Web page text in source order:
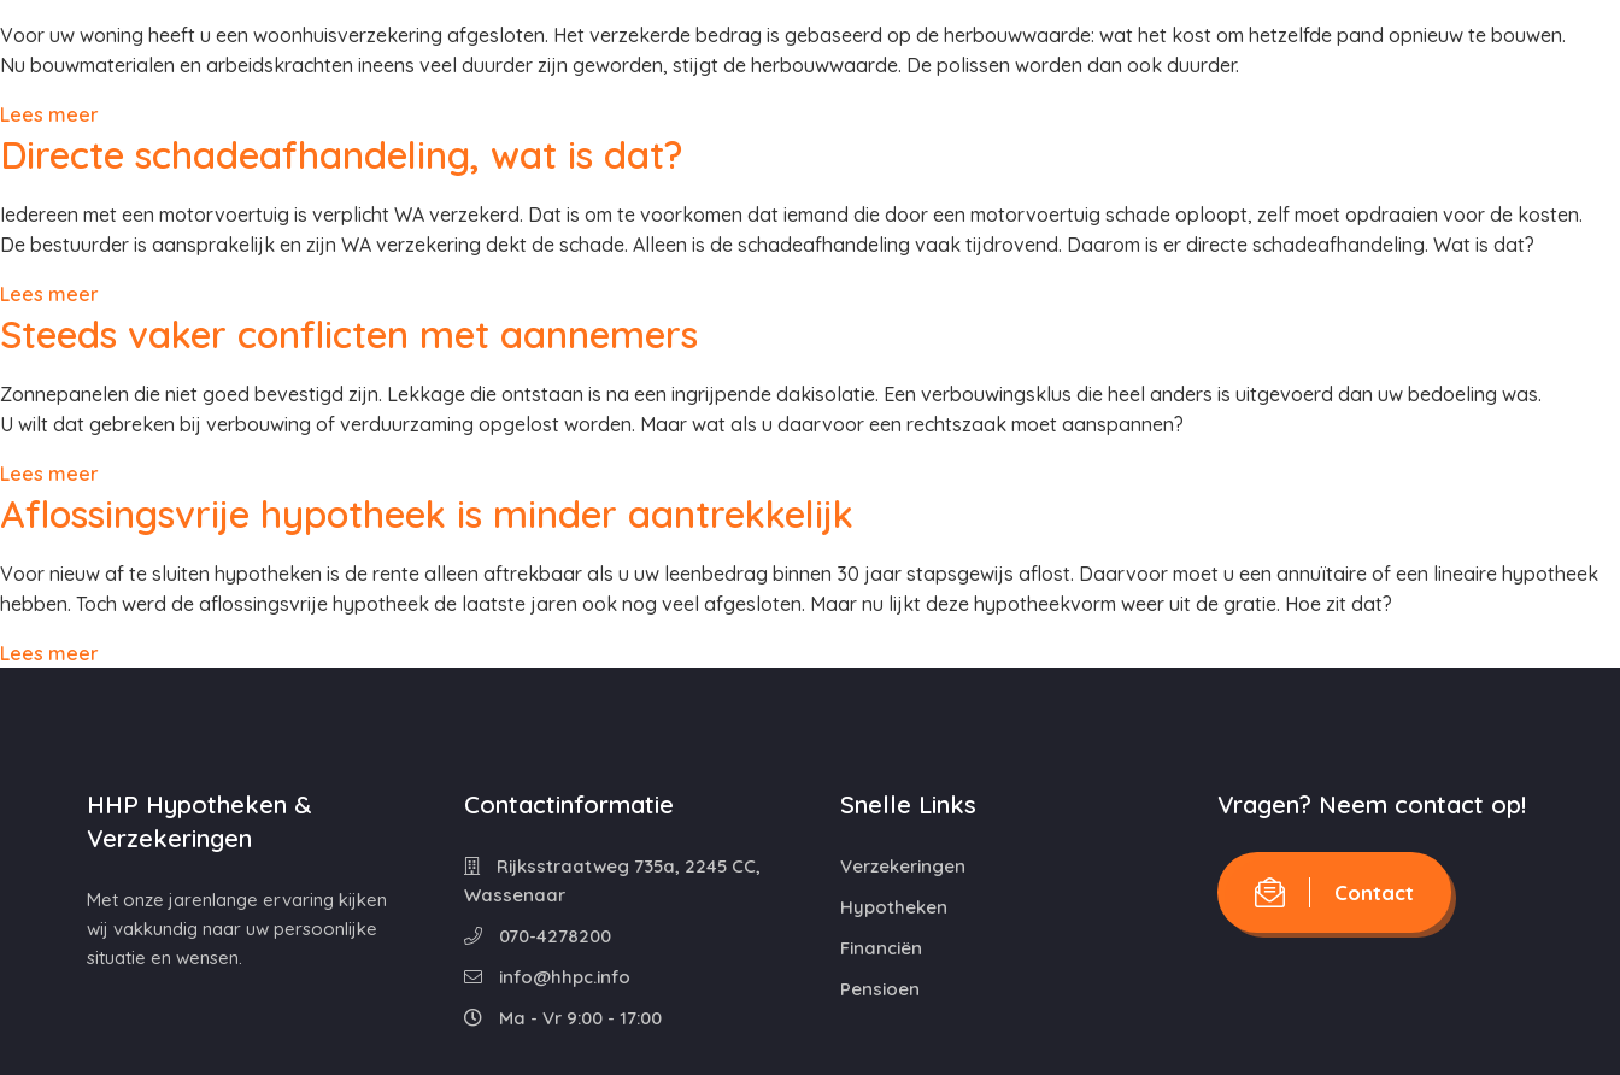
Voor uw woning heeft u een woonhuisverzekering afgesloten. Het verzekerde bedrag is gebaseerd op de herbouwwaarde: wat het kost om hetzelfde pand opnieuw te bouwen.
Nu bouwmaterialen en arbeidskrachten ineens veel duurder zijn geworden, stijgt de herbouwwaarde. De polissen worden dan ook duurder.
Lees meer
Directe schadeafhandeling, wat is dat?
Iedereen met een motorvoertuig is verplicht WA verzekerd. Dat is om te voorkomen dat iemand die door een motorvoertuig schade oploopt, zelf moet opdraaien voor de kosten.
De bestuurder is aansprakelijk en zijn WA verzekering dekt de schade. Alleen is de schadeafhandeling vaak tijdrovend. Daarom is er directe schadeafhandeling. Wat is dat?
Lees meer
Steeds vaker conflicten met aannemers
Zonnepanelen die niet goed bevestigd zijn. Lekkage die ontstaan is na een ingrijpende dakisolatie. Een verbouwingsklus die heel anders is uitgevoerd dan uw bedoeling was.
U wilt dat gebreken bij verbouwing of verduurzaming opgelost worden. Maar wat als u daarvoor een rechtszaak moet aanspannen?
Lees meer
Aflossingsvrije hypotheek is minder aantrekkelijk
Voor nieuw af te sluiten hypotheken is de rente alleen aftrekbaar als u uw leenbedrag binnen 30 jaar stapsgewijs aflost. Daarvoor moet u een annuïtaire of een lineaire hypotheek
hebben. Toch werd de aflossingsvrije hypotheek de laatste jaren ook nog veel afgesloten. Maar nu lijkt deze hypotheekvorm weer uit de gratie. Hoe zit dat?
Lees meer
HHP Hypotheken &
Verzekeringen
Met onze jarenlange ervaring kijken
wij vakkundig naar uw persoonlijke
situatie en wensen.
Contactinformatie
Rijksstraatweg 735a, 2245 CC,
Wassenaar
070-4278200
info@hhpc.info
Ma - Vr 9:00 - 17:00
Snelle Links
Verzekeringen
Hypotheken
Financiën
Pensioen
Vragen? Neem contact op!
Contact